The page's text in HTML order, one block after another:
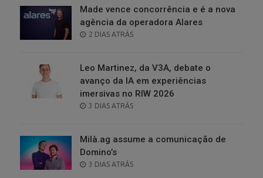
Made vence concorrência e é a nova
agência da operadora Alares
POSTED
2 DIAS ATRÁS
Leo Martinez, da V3A, debate o
avanço da IA em experiências
imersivas no RIW 2026
POSTED
3 DIAS ATRÁS
Milà.ag assume a comunicação de
Domino’s
POSTED
3 DIAS ATRÁS